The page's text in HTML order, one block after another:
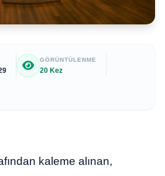
GÖRÜNTÜLENME
20 Kez
kaleme alınan,